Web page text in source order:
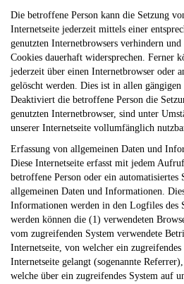
Die betroffene Person kann die Setzung
Internetseite jederzeit mittels einer
genutzten Internetbrowsers verhindern
Cookies dauerhaft widersprechen. Ferner
jederzeit über einen Internetbrowser oder
gelöscht werden. Dies ist in allen
Deaktiviert die betroffene Person die
genutzten Internetbrowser, sind unter
unserer Internetseite vollumfänglich
Erfassung von allgemeinen Daten und
Diese Internetseite erfasst mit jedem
betroffene Person oder ein automatisiertes
allgemeinen Daten und Informationen.
Informationen werden in den Logfiles des
werden können die (1) verwendeten
vom zugreifenden System verwendete
Internetseite, von welcher ein zugreifendes
Internetseite gelangt (sogenannte
welche über ein zugreifendes System auf